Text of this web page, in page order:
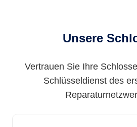
Unsere
Vertrauen Sie Ihre
Schlüsseldienst des